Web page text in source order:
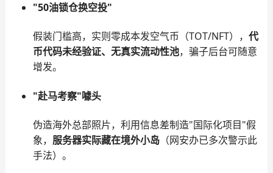
"50油锁仓换空投"
假装门槛高，实则零成本发空气币（TOT/NFT）， 代
币代码未经验证、无真实流动性池，骗子后台可随意
增发。
"赴马考察"噱头
伪造海外总部照片，利用信息差制造"国际化项目"假
象， 服务器实际藏在境外小岛（网安办已多次警示此
手法）。